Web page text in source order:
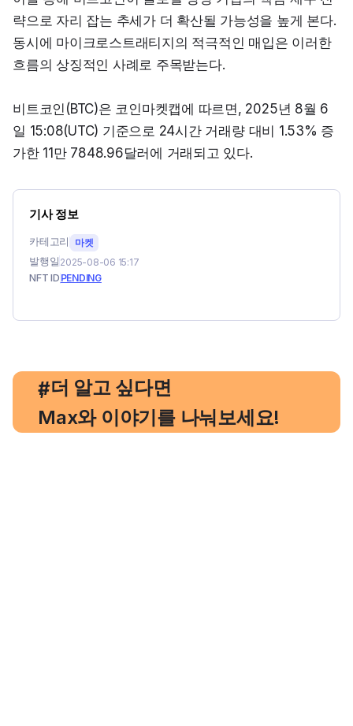
략으로 자리 잡는 추세가 더 확산될 가능성을 높게 본다.
동시에 마이크로스트래티지의 적극적인 매입은 이러한
흐름의 상징적인 사례로 주목받는다.
비트코인(BTC)은 코인마켓캡에 따르면, 2025년 8월 6
일 15:08(UTC) 기준으로 24시간 거래량 대비 1.53% 증
가한 11만 7848.96달러에 거래되고 있다.
기사 정보
카테고리 마켓
발행일 2025-08-06 15:17
NFT ID PENDING
#
, 더 알고 싶다면
Max와 이야기를 나눠보세요!